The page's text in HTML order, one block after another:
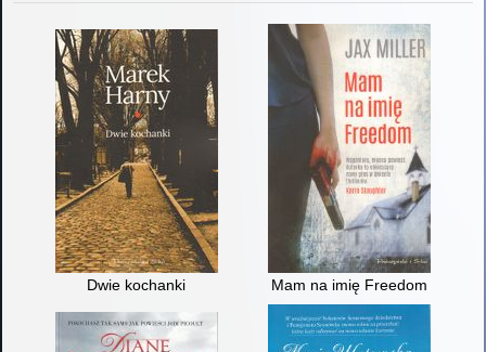
Dwie kochanki Mam na imię Freedom